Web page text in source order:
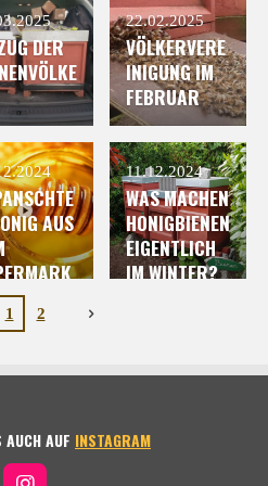
DER
VÖLKERVERE
INIGUNG IM
FEBRUAR
22.02.2025
AUS
WAS MACHEN
HONIGBIENEN
EIGENTLICH
IM WINTER?
11.12.2024
1 2
AUF INSTAGRAM